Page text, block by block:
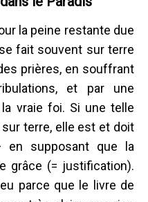
la peine restante due
fait souvent sur terre
prières, en souffrant
et par une
vraie foi. Si une telle
terre, elle est et doit
supposant que la
grâce (= justification).
parce que le livre de